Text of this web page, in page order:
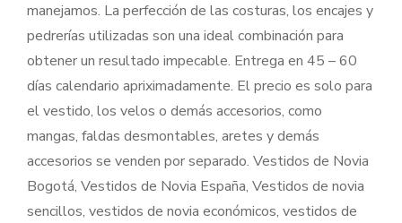
manejamos. La perfección de las costuras, los encajes y
pedrerías utilizadas son una ideal combinación para
obtener un resultado impecable. Entrega en 45 – 60
días calendario apriximadamente. El precio es solo para
el vestido, los velos o demás accesorios, como
mangas, faldas desmontables, aretes y demás
accesorios se venden por separado. Vestidos de Novia
Bogotá, Vestidos de Novia España, Vestidos de novia
sencillos, vestidos de novia económicos, vestidos de